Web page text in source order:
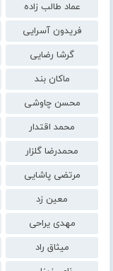
عماد طالب زاده
فریدون آسرایی
گرشا رضایی
ماکان بند
محسن چاوشی
محمد اقتدار
محمدرضا گلزار
مرتضی پاشایی
معین زد
مهدی یراحی
میثاق راد